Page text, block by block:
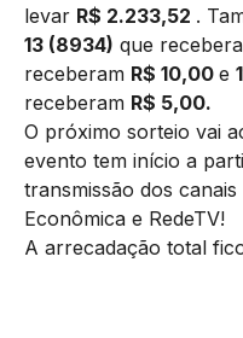
levar R$ 2.233,52 .
13 (8934) que
receberam R$ 10,00 e
receberam R$ 5,00.
O próximo sorteio vai
evento tem início a
transmissão dos
Econômica e RedeTV!
A arrecadação total